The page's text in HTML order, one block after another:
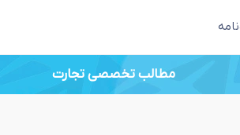
مطالب تخصصی تجارت